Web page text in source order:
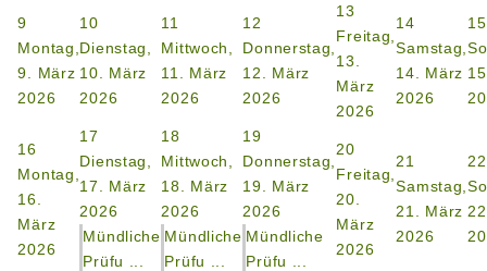
9
Montag,
9. März
2026
10
Dienstag,
10. März
2026
11
Mittwoch,
11. März
2026
12
Donnerstag,
12. März
2026
13
Freitag,
13.
März
2026
14
Samstag,
14. März
2026
15
16
Montag,
16.
März
2026
17
Dienstag,
17. März
2026
Mündliche
Prüfu ...
18
Mittwoch,
18. März
2026
Mündliche
Prüfu ...
19
Donnerstag,
19. März
2026
Mündliche
Prüfu ...
20
Freitag,
20.
März
2026
21
Samstag,
21. März
2026
22